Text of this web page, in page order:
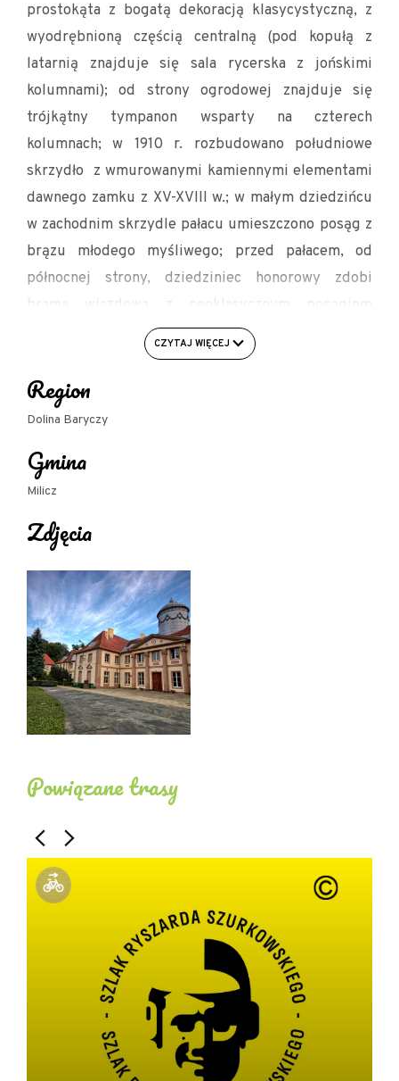
prostokąta z bogatą dekoracją klasycystyczną, z
wyodrębnioną częścią centralną (pod kopułą z
latarnią znajduje się sala rycerska z jońskimi
kolumnami); od strony ogrodowej znajduje się
trójkątny tympanon wsparty na czterech
kolumnach; w 1910 r. rozbudowano południowe
skrzydło z wmurowanymi kamiennymi elementami
dawnego zamku z XV-XVIII w.; w małym dziedzińcu
w zachodnim skrzydle pałacu umieszczono posąg z
brązu młodego myśliwego; przed pałacem, od
północnej strony, dziedziniec honorowy zdobi
brama wjazdowa z neoklasycznym posągiem
przedstawiającym nimfę Dafne po wyjściu z
kąpieli, oraz secesyjna fontanna ozdobiona
płaskorzeźbami z 1910 r., dalej dwa posągi koni
umieszczone na cokołach oraz posąg
rzeźby; do pałacu prowadziła Brama Pokoju, z
której zachowała się rzeźba zwycięskiego lwa,
upamiętniająca wizytę w 1813 r. cara Rosji
Aleksandra I.
Pałac nie ucierpiał w czasie wojny. Obecnie znajduje
się w nim Technikum Leśne. Raz do roku
organizowane jest wspólne zwierdzanie. Teren
pałacu jest dostępny do zwiedzania.
CZYTAJ WIĘCEJ
Region
Dolina Baryczy
Gmina
Milicz
Zdjęcia
Powiązane trasy